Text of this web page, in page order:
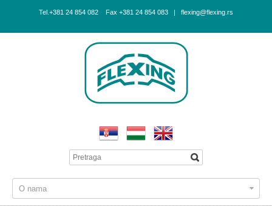
Tel.+381 24 854 082 Fax +381 24 854 083 | flexing@flexing.rs
O nama